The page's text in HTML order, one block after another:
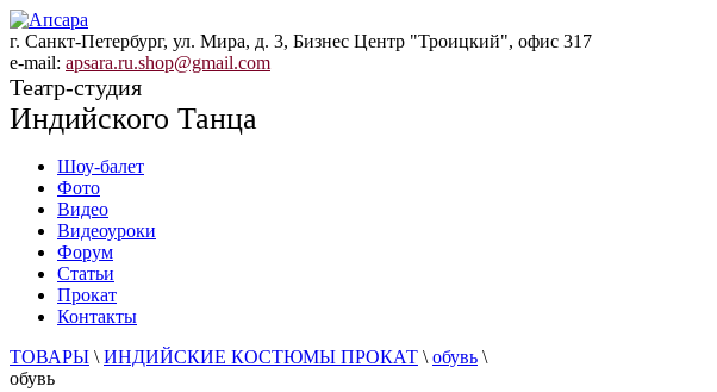
г. Санкт-Петербург, ул. Мира, д. 3, Бизнес Центр "Троицкий", офис 317
e-mail: apsara.ru.shop@gmail.com
Театр-студия
Индийского Танца
Шоу-балет
Фото
Видео
Видеоуроки
Форум
Статьи
Прокат
Контакты
ТОВАРЫ \ ИНДИЙСКИЕ КОСТЮМЫ ПРОКАТ \ обувь \
обувь